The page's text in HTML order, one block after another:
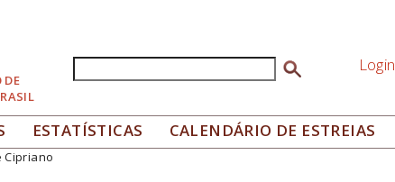
DE
Formulário de busca Login
ESTATÍSTICAS CALENDÁRIO DE ESTREIAS
Cipriano